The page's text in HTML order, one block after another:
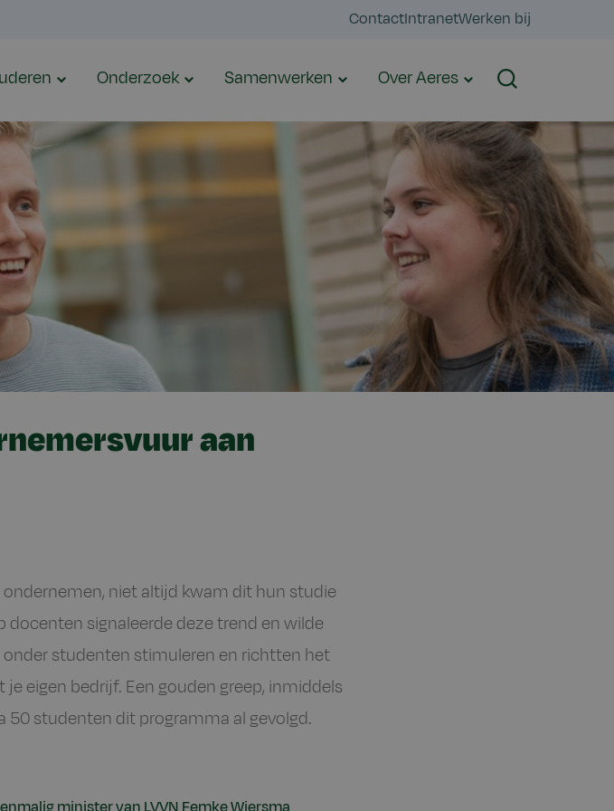
ContactIntranetWerken bij
Onderzoek Samenwerken Over Aeres Zoeken
aan
niet altijd kwam dit hun studie
docenten signaleerde deze trend en wilde
studenten stimuleren en richtten het
eigen bedrijf. Een gouden greep, inmiddels
50 studenten dit programma al gevolgd.